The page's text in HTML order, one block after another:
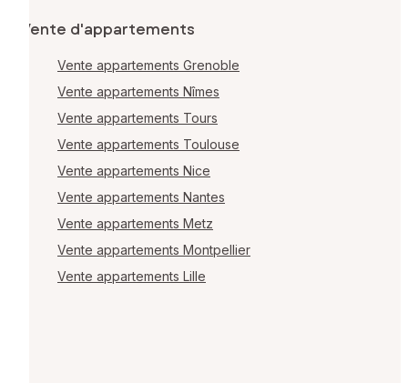
Vente d'appartements
Vente appartements Grenoble
Vente appartements Nîmes
Vente appartements Tours
Vente appartements Toulouse
Vente appartements Nice
Vente appartements Nantes
Vente appartements Metz
Vente appartements Montpellier
Vente appartements Lille